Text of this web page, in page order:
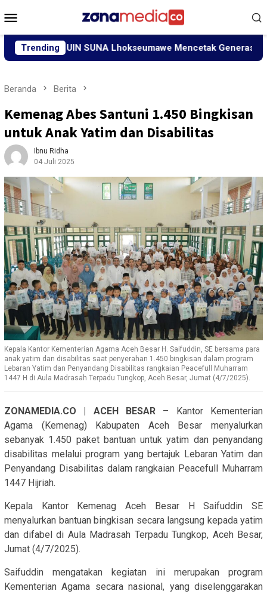
ke
Mobile
Trending
UIN SUNA Lhokseumawe Mencetak Generasi Siap
Beranda Berita
Kemenag Abes Santuni 1.450 Bingkisan
untuk Anak Yatim dan Disabilitas
Ibnu Ridha
04 Juli 2025
Kepala Kantor Kementerian Agama Aceh Besar H. Saifuddin, SE bersama para
anak yatim dan disabilitas saat penyerahan 1.450 bingkisan dalam program
Lebaran Yatim dan Penyandang Disabilitas rangkaian Peacefull Muharram
1447 H di Aula Madrasah Terpadu Tungkop, Aceh Besar, Jumat (4/7/2025).
ZONAMEDIA.CO | ACEH BESAR – Kantor Kementerian
Agama (Kemenag) Kabupaten Aceh Besar menyalurkan
sebanyak 1.450 paket bantuan untuk yatim dan penyandang
disabilitas melalui program yang bertajuk Lebaran Yatim dan
Penyandang Disabilitas dalam rangkaian Peacefull Muharram
1447 Hijriah.
Kepala Kantor Kemenag Aceh Besar H Saifuddin SE
menyalurkan bantuan bingkisan secara langsung kepada yatim
dan difabel di Aula Madrasah Terpadu Tungkop, Aceh Besar,
Jumat (4/7/2025).
Saifuddin mengatakan kegiatan ini merupakan program
Kementerian Agama secara nasional, yang diselenggarakan